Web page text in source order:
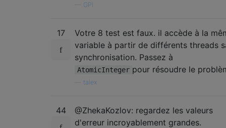
GPI
17
Votre 8 test est faux. il accède à la
variable à partir de différents threads
synchronisation. Passez à
AtomicInteger pour résoudre le
talex
44
@ZhekaKozlov: regardez les valeurs
d'erreur incroyablement grandes.